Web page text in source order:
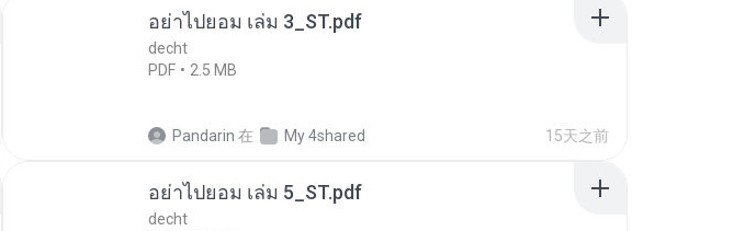
อย่าไปยอม เล่ม 3_ST.pdf
decht
PDF
2.5 MB
Pandarin 在 My 4shared 15天之前
อย่าไปยอม เล่ม 5_ST.pdf
decht